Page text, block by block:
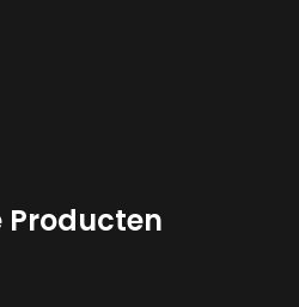
Producten